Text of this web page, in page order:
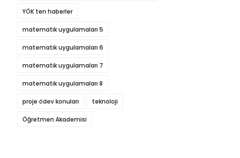
YÖK ten haberler
matematik uygulamaları 5
matematik uygulamaları 6
matematik uygulamaları 7
matematik uygulamaları 8
proje ödev konuları teknoloji
Öğretmen Akademisi